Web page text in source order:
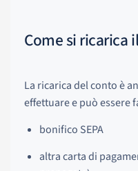
Come si ricarica
La ricarica del conto è
effettuare e può essere
bonifico SEPA
altra carta di